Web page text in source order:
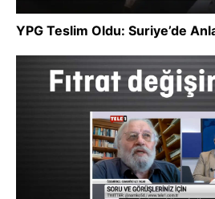
YPG Teslim Oldu: Suriye’de